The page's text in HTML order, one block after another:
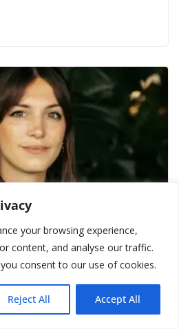
your browsing experience,
content, and analyse our traffic.
consent to our use of cookies.
Reject All Accept All
посвящена